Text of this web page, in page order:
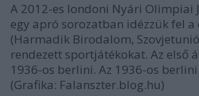
A 2012-es londoni Nyári Olimpiai
egy apró sorozatban idézzük fel
(Harmadik Birodalom,
rendezett sportjátékokat. Az első
1936-os berlini. Az 1936-os
(Grafika: Falanszter.blog.hu)